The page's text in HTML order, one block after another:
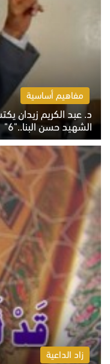
مفاهيم أساسية
د. عبد الكريم زيدان
الشهيد حسن البنا.."6"
الاثنين 10 أغسطس 2026 10:48 ص
زاد الداعية